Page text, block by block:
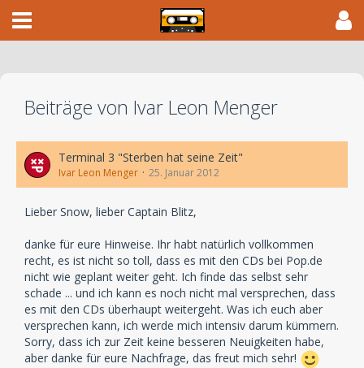
Beiträge von Ivar Leon Menger
Terminal 3 "Sterben hat seine Zeit"
Ivar Leon Menger 25. Januar 2012
Lieber Snow, lieber Captain Blitz,
danke für eure Hinweise. Ihr habt natürlich vollkommen
recht, es ist nicht so toll, dass es mit den CDs bei Pop.de
nicht wie geplant weiter geht. Ich finde das selbst sehr
schade ... und ich kann es noch nicht mal versprechen, dass
es mit den CDs überhaupt weitergeht. Was ich euch aber
versprechen kann, ich werde mich intensiv darum kümmern.
Sorry, dass ich zur Zeit keine besseren Neuigkeiten habe,
aber danke für eure Nachfrage, das freut mich sehr!